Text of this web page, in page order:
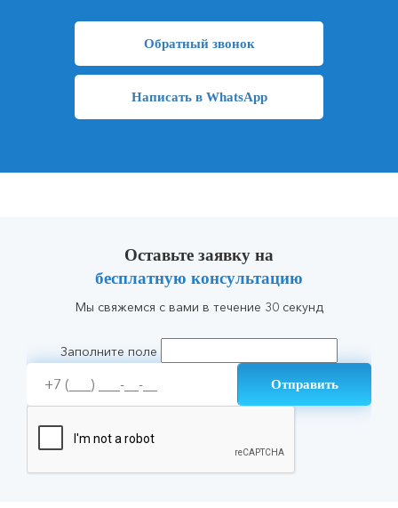
Обратный звонок
Написать в WhatsApp
Оставьте заявку на
бесплатную консультацию
Мы свяжемся с вами в течение 30 секунд
Заполните поле